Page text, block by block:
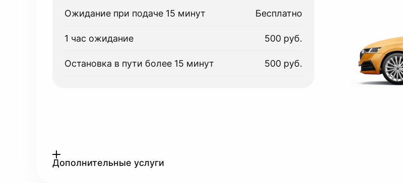
Ожидание при подаче 15 минут Бесплатно
1 час ожидание 500 руб.
Остановка в пути более 15 минут 500 руб.
Дополнительные услуги